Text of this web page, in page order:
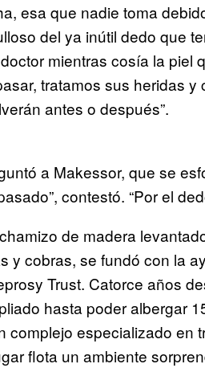
esa que nadie toma
del ya inútil dedo que
mientras cosía la piel
tratamos sus heridas y
antes o después”.
a Makessor, que se
contestó. “Por el
de madera
y cobras, se fundó con la
Trust. Catorce años
hasta poder albergar
complejo especializado en
flota un ambiente